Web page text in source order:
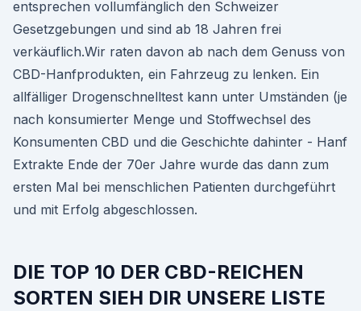
entsprechen vollumfänglich den Schweizer
Gesetzgebungen und sind ab 18 Jahren frei
verkäuflich.Wir raten davon ab nach dem Genuss von
CBD-Hanfprodukten, ein Fahrzeug zu lenken. Ein
allfälliger Drogenschnelltest kann unter Umständen (je
nach konsumierter Menge und Stoffwechsel des
Konsumenten CBD und die Geschichte dahinter - Hanf
Extrakte Ende der 70er Jahre wurde das dann zum
ersten Mal bei menschlichen Patienten durchgeführt
und mit Erfolg abgeschlossen.
DIE TOP 10 DER CBD-REICHEN
SORTEN SIEH DIR UNSERE LISTE